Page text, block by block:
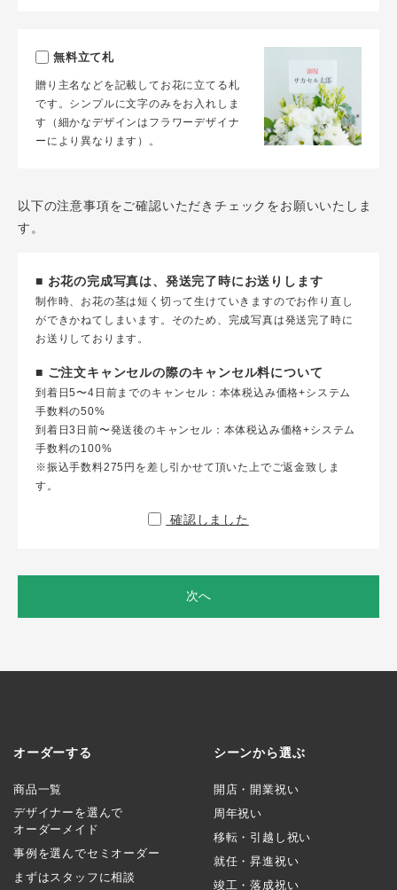
無料立て札
贈り主名などを記載してお花に立てる札
です。シンプルに文字のみをお入れしま
す（細かなデザインはフラワーデザイナ
ーにより異なります）。
以下の注意事項をご確認いただきチェックをお願いいたしま
す。
■ お花の完成写真は、発送完了時にお送りします
制作時、お花の茎は短く切って生けていきますのでお作り直し
ができかねてしまいます。そのため、完成写真は発送完了時に
お送りしております。
■ ご注文キャンセルの際のキャンセル料について
到着日5〜4日前までのキャンセル：本体税込み価格+システム
手数料の50%
到着日3日前〜発送後のキャンセル：本体税込み価格+システム
手数料の100%
※振込手数料275円を差し引かせて頂いた上でご返金致しま
す。
確認しました
次へ
オーダーする
商品一覧
デザイナーを選んで
オーダーメイド
事例を選んでセミオーダー
まずはスタッフに相談
シーンから選ぶ
開店・開業祝い
周年祝い
移転・引越し祝い
就任・昇進祝い
竣工・落成祝い